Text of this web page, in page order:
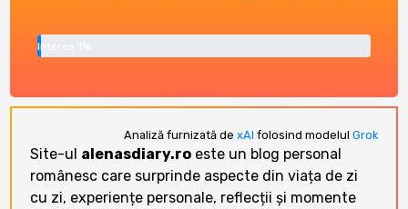
Interes 1%
Analiză furnizată de xAI folosind modelul Grok
Site-ul alenasdiary.ro este un blog personal
românesc care surprinde aspecte din viața de zi
cu zi, experiențe personale, reflecții și momente